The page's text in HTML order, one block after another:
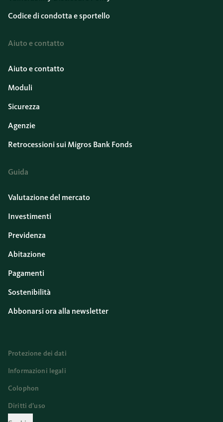
Codice di condotta e sportello
Aiuto e contatto
Aiuto e contatto
Moduli
Sicurezza
Agenzie
Retrocessioni sui Migros Bank Fonds
Guida
Valutazione del mercato
Investimenti
Previdenza
Abitazione
Pagamenti
Sostenibilità
Abbonarsi ora alla newsletter
Protezione dei dati
Informazioni legali
Colophon
Diritti d’uso